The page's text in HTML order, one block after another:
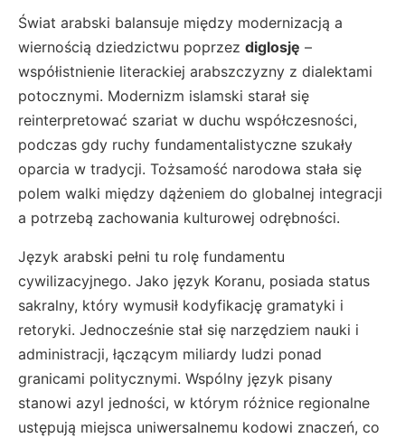
Świat arabski balansuje między modernizacją a
wiernością dziedzictwu poprzez diglosję –
współistnienie literackiej arabszczyzny z dialektami
potocznymi. Modernizm islamski starał się
reinterpretować szariat w duchu współczesności,
podczas gdy ruchy fundamentalistyczne szukały
oparcia w tradycji. Tożsamość narodowa stała się
polem walki między dążeniem do globalnej integracji
a potrzebą zachowania kulturowej odrębności.
Język arabski pełni tu rolę fundamentu
cywilizacyjnego. Jako język Koranu, posiada status
sakralny, który wymusił kodyfikację gramatyki i
retoryki. Jednocześnie stał się narzędziem nauki i
administracji, łączącym miliardy ludzi ponad
granicami politycznymi. Wspólny język pisany
stanowi azyl jedności, w którym różnice regionalne
ustępują miejsca uniwersalnemu kodowi znaczeń, co